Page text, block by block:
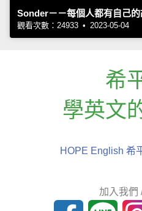
Sonder－－每個人都有自己的
觀看次數：24933 • 2023-05-04
希
學英文
HOPE English 希
加入我們